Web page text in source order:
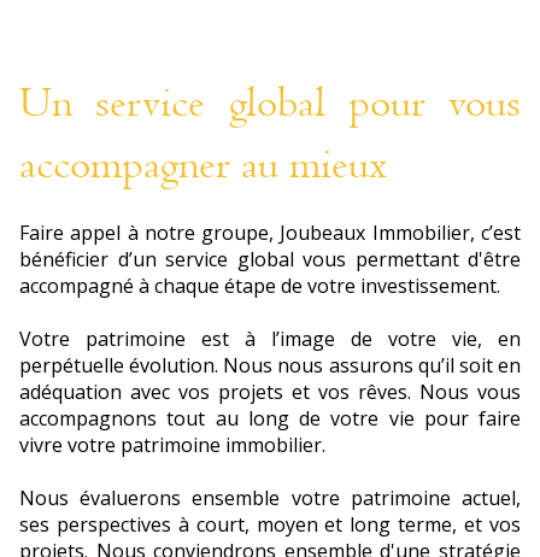
Un service global pour vous
accompagner au mieux
Faire appel à notre groupe, Joubeaux Immobilier, c’est
bénéficier d’un service global vous permettant d'être
accompagné à chaque étape de votre investissement.
Votre patrimoine est à l’image de votre vie, en
perpétuelle évolution. Nous nous assurons qu’il soit en
adéquation avec vos projets et vos rêves. Nous vous
accompagnons tout au long de votre vie pour faire
vivre votre patrimoine immobilier.
Nous évaluerons ensemble votre patrimoine actuel,
ses perspectives à court, moyen et long terme, et vos
projets. Nous conviendrons ensemble d'une stratégie